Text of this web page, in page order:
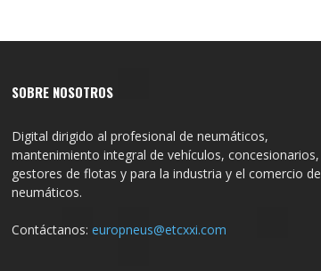
SOBRE NOSOTROS
Digital dirigido al profesional de neumáticos,
mantenimiento integral de vehículos, concesionarios,
gestores de flotas y para la industria y el comercio de
neumáticos.
Contáctanos: europneus@etcxxi.com